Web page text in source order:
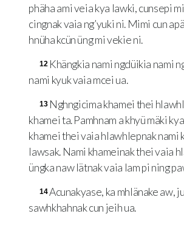
phäha ami veia kya lawki, cunsepi
cingnak vaia ng’yuki ni. Mimi cun
hnüha kcün üng mi vekie ni.
12 Khängkia nami ngdüikia nami
nami kyuk vaia mcei ua.
13 Nghngicima khamei thei
khamei ta. Pamhnam a khyü mäki
khamei thei vaia hlawhlepnak nami
lawsak. Nami khameinak thei vaia
üngka naw lätnak vaia lam pi ning
14Acunakyase, ka mhlänake aw,
sawhkhahnak cun jeih ua.